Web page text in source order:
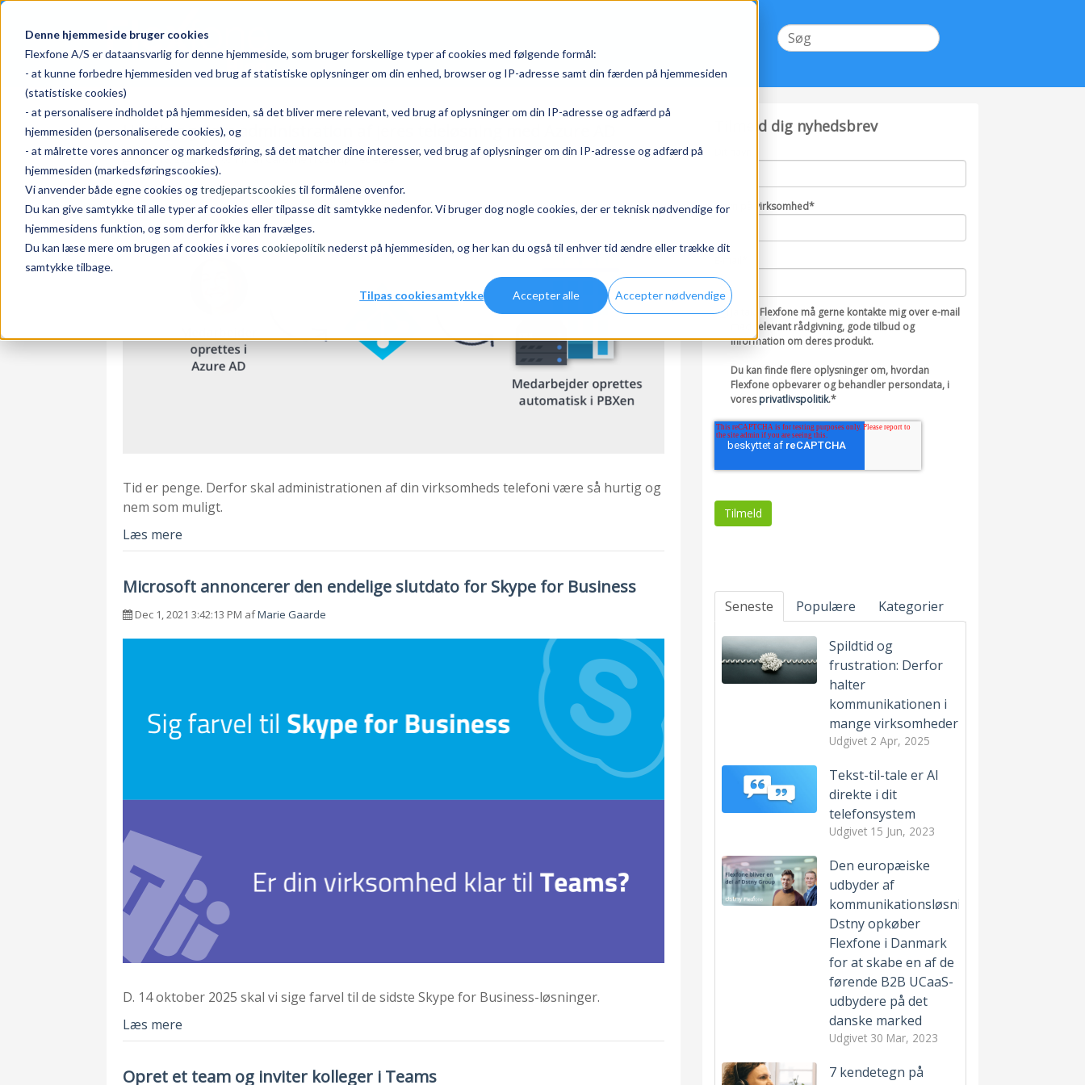
Denne hjemmeside bruger cookies
Flexfone A/S er dataansvarlig for denne hjemmeside, som bruger forskellige typer af cookies med følgende formål:
- at kunne forbedre hjemmesiden ved brug af statistiske oplysninger om din enhed, browser og IP-adresse samt din færden på hjemmesiden
(statistiske cookies)
- at personalisere indholdet på hjemmesiden, så det bliver mere relevant, ved brug af oplysninger om din IP-adresse og adfærd på
hjemmesiden (personaliserede cookies), og
- at målrette vores annoncer og markedsføring, så det matcher dine interesser, ved brug af oplysninger om din IP-adresse og adfærd på
hjemmesiden (markedsføringscookies).
Vi anvender både egne cookies ogtredjepartscookies til formålene ovenfor.
Du kan give samtykke til alle typer af cookies eller tilpasse dit samtykke nedenfor. Vi bruger dog nogle cookies, der er teknisk nødvendige for
hjemmesidens funktion, og som derfor ikke kan fravælges.
Du kan læse mere om brugen af cookies i vores cookiepolitiknederst på hjemmesiden, og her kan du også til enhver tid ændre eller trække dit
samtykke tilbage.
Tilpas cookiesamtykke Accepter alle Accepter nødvendige
Hurtig og nem administration af jeres teleløsning med Azure AD
May 18, 2022 1:47:03 PM af Caroline Frøstrup Pedersen
Tid er penge. Derfor skal administrationen af din virksomheds telefoni være så hurtig og
nem som muligt.
Læs mere
Microsoft annoncerer den endelige slutdato for Skype for Business
Dec 1, 2021 3:42:13 PM afMarie Gaarde
D. 14 oktober 2025 skal vi sige farvel til de sidste Skype for Business-løsninger.
Læs mere
Opret et team og inviter kolleger i Teams
Tilmeld dig nyhedsbrev
Navn på virksomhed*
Ja tak, Flexfone må gerne kontakte mig over e-mail
med relevant rådgivning, gode tilbud og
information om deres produkt.
Du kan finde flere oplysninger om, hvordan
Flexfone opbevarer og behandler persondata, i
voresprivatlivspolitik.*
Seneste Populære Kategorier
Spildtid og
frustration: Derfor
halter
kommunikationen i
mange virksomheder
Udgivet 2 Apr, 2025
Tekst-til-tale er AI
direkte i dit
telefonsystem
Udgivet 15 Jun, 2023
Den europæiske
udbyder af
kommunikationsløsninger
Dstny opkøber
Flexfone i Danmark
for at skabe en af de
førende B2B UCaaS-
udbydere på det
danske marked
Udgivet 30 Mar, 2023
7 kendetegn på